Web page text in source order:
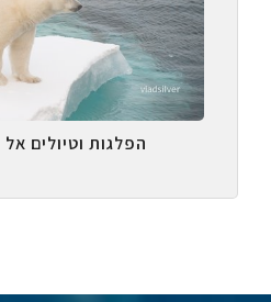
הפלגות וטיולים